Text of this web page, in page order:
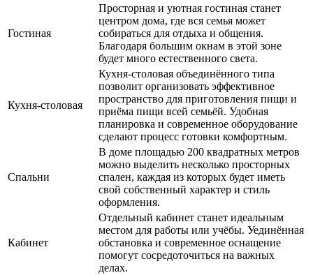
Гостиная
Просторная и уютная гостиная станет
центром дома, где вся семья может
собираться для отдыха и общения.
Благодаря большим окнам в этой зоне
будет много естественного света.
Кухня-столовая
Кухня-столовая объединённого типа
позволит организовать эффективное
пространство для приготовления пищи и
приёма пищи всей семьёй. Удобная
планировка и современное оборудование
сделают процесс готовки комфортным.
Спальни
В доме площадью 200 квадратных метров
можно выделить несколько просторных
спален, каждая из которых будет иметь
свой собственный характер и стиль
оформления.
Кабинет
Отдельный кабинет станет идеальным
местом для работы или учёбы. Уединённая
обстановка и современное оснащение
помогут сосредоточиться на важных
делах.